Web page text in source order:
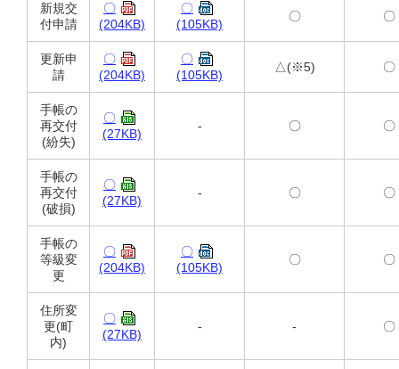
新規交
付申請
〇
(204KB)
〇
(105KB)
〇 〇
更新申
請
〇
(204KB)
〇
(105KB)
△(※5) 〇
手帳の
再交付
(紛失)
〇
(27KB)
- 〇 〇
手帳の
再交付
(破損)
〇
(27KB)
- 〇 〇
手帳の
等級変
更
〇
(204KB)
〇
(105KB)
〇 〇
住所変
更(町
内)
〇
(27KB)
- - 〇